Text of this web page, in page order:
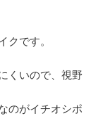
です。
くいので、視野
のがイチオシポ